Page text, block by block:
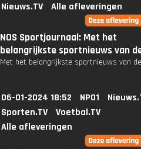
Nieuws.TV
Alle afleveringen
NOS Sportjournaal: Met het
belangrijkste sportnieuws van
Met het belangrijkste sportnieuws van
06-01-2024 18:52 NPO1
Sporten.TV
Voetbal.TV
Alle afleveringen